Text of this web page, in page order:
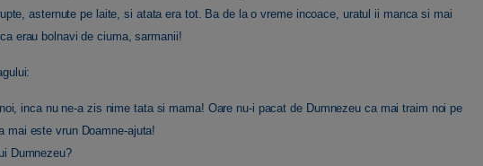
asternute pe laite, si atata era tot. Ba de la o vreme incoace, uratul ii manca si mai
erau bolnavi de ciuma, sarmanii!
inca nu ne-a zis nime tata si mama! Oare nu-i pacat de Dumnezeu ca mai traim noi pe
mai este vrun Doamne-ajuta!
Dumnezeu?